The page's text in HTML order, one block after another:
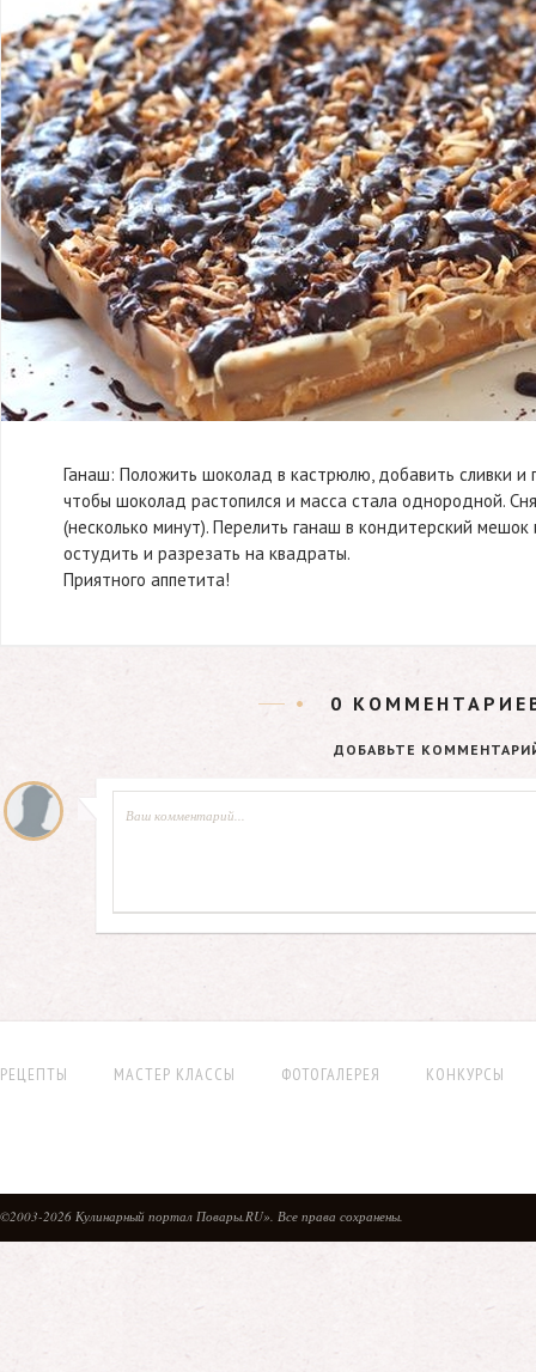
Ганаш: Положить шоколад в кастрюлю, добавить сливки и
чтобы шоколад растопился и масса стала однородной.
(несколько минут). Перелить ганаш в кондитерский
остудить и разрезать на квадраты.
Приятного аппетита!
0
ДОБАВЬТЕ
РЕЦЕПТЫ МАСТЕР КЛАССЫ ФОТОГАЛЕРЕЯ КОНКУРСЫ
©2003-2026 Кулинарный портал Повары.RU». Все права сохранены.